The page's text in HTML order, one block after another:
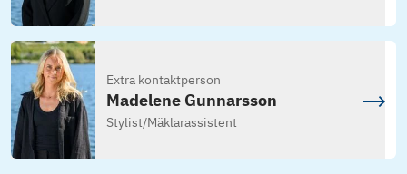
Extra kontaktperson
Madelene Gunnarsson
Stylist/Mäklarassistent